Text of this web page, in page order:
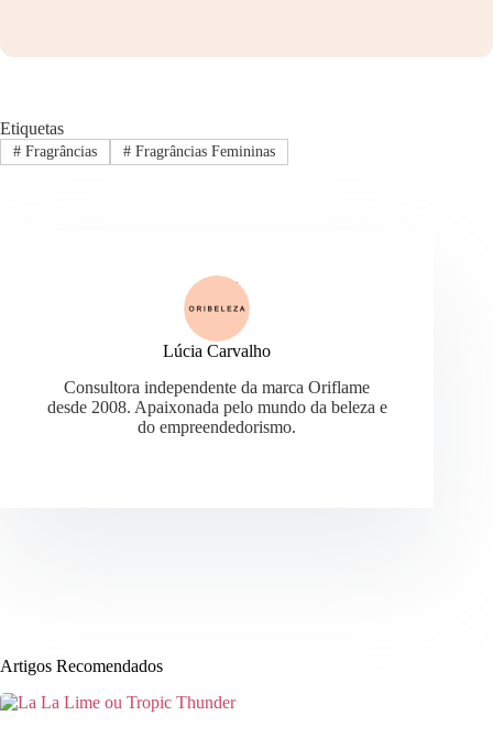
Etiquetas
#Fragrâncias #Fragrâncias Femininas
Lúcia Carvalho
Consultora independente da marca Oriflame
desde 2008. Apaixonada pelo mundo da beleza e
do empreendedorismo.
Artigos Recomendados